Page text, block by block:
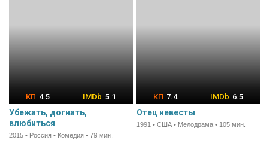
4.5 5.1
Убежать, догнать,
влюбиться
2015 • Россия • Комедия • 79 мин.
7.4 6.5
Отец невесты
1991 • США • Мелодрама • 105 мин.